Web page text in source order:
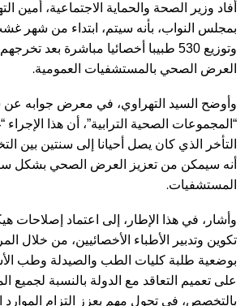
أفاد وزير الصحة والحماية الاجتماعية، أمين
بمجلس النواب، بأنه سيتم، ابتداء من شهر
وتوزيع 530 طبيبا أخصائيا مباشرة بعد
العرض الصحي بالمستشفيات العمومية.
وأوضح السيد التهراوي، في معرض جوابه
“المجموعات الصحية الترابية”، أن هذا الإجراء
التأخر الذي كان يصل أحيانا إلى سنتين بين
أنه سيمكن من تعزيز العرض الصحي بشكل
المستشفيات.
وأشار، في هذا الإطار، إلى اعتماد إصلاحات
تكوين وتدبير الأطباء الأخصائيين، من خلال
بوضعية طلبة كليات الطب والصيدلة وطب
على تعميم التعاقد مع الدولة بالنسبة لجميع
بالتخصص، في تحول مهم يعزز التزام الموارد